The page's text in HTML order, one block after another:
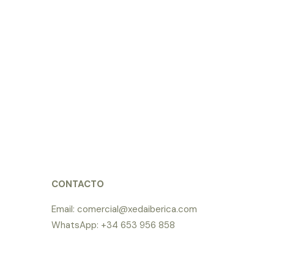
CONTACTO
Email: comercial@xedaiberica.com
WhatsApp: +34 653 956 858